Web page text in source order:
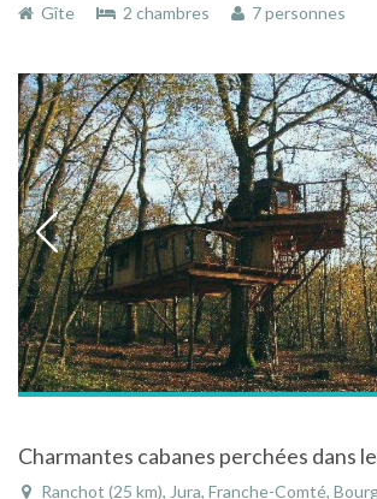
Gîte
2 chambres 7 personnes
Ranchot (25 km), Jura, Franche-Comté, Bourgogne-